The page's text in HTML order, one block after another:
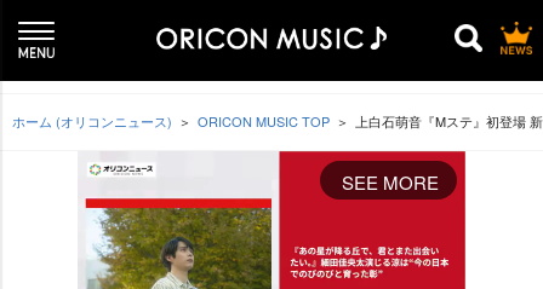
ホーム (オリコンニュース) ORICON MUSIC TOP 上白石萌音『Mステ』初登場
SEE MORE